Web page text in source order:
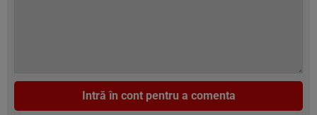
Intră în cont pentru a comenta